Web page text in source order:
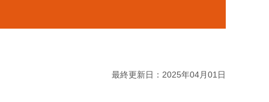
最終更新日：2025年04月01日